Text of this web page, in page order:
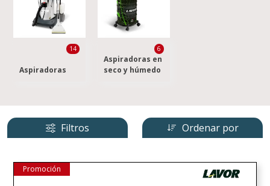
Aspiradoras
14
Aspiradoras en
seco y húmedo
6
Filtros Ordenar por
Promoción